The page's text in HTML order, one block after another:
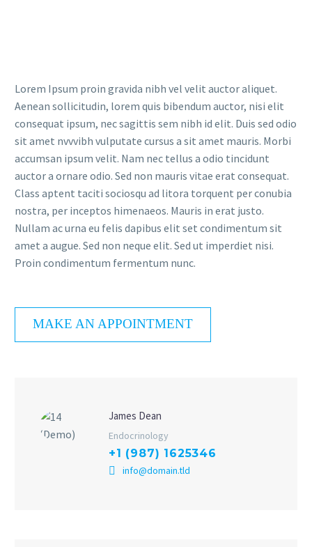
Lorem Ipsum proin gravida nibh vel velit auctor aliquet.
Aenean sollicitudin, lorem quis bibendum auctor, nisi elit
consequat ipsum, nec sagittis sem nibh id elit. Duis sed odio
sit amet nvvvibh vulputate cursus a sit amet mauris. Morbi
accumsan ipsum velit. Nam nec tellus a odio tincidunt
auctor a ornare odio. Sed non mauris vitae erat consequat.
Class aptent taciti sociosqu ad litora torquent per conubia
nostra, per inceptos himenaeos. Mauris in erat justo.
Nullam ac urna eu felis dapibus elit set condimentum sit
amet a augue. Sed non neque elit. Sed ut imperdiet nisi.
Proin condimentum fermentum nunc.
MAKE AN APPOINTMENT
James Dean
Endocrinology
+1 (987) 1625346
info@domain.tld